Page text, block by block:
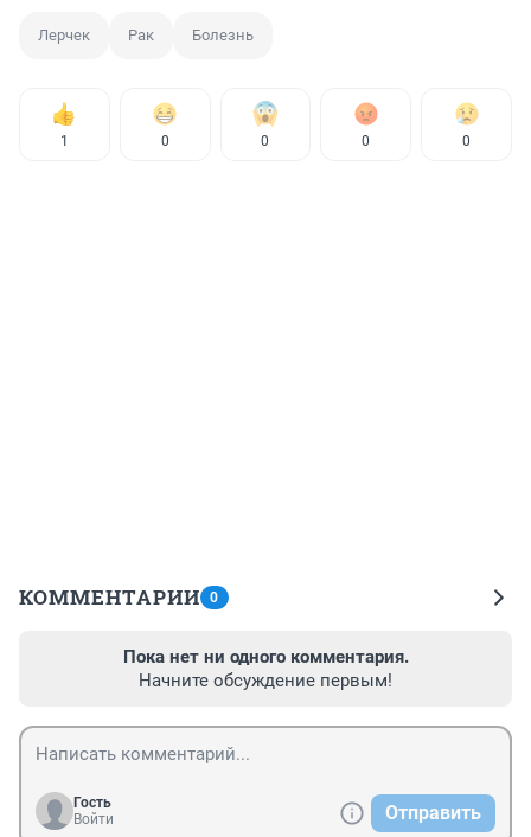
Лерчек Рак Болезнь
1 0 0 0 0
КОММЕНТАРИИ 0
Пока нет ни одного комментария.
Начните обсуждение первым!
Гость
Войти
Отправить